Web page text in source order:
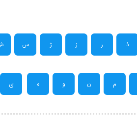
ذ ر ز ژ س
م ن و ه ی